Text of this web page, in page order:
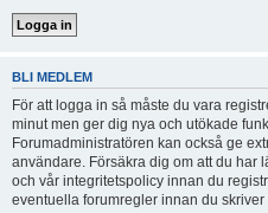
BLI MEDLEM
För att logga in så måste du vara
minut men ger dig nya och utökade
Forumadministratören kan också ge
användare. Försäkra dig om att du har
och vår integritetspolicy innan du
eventuella forumregler innan du skriver